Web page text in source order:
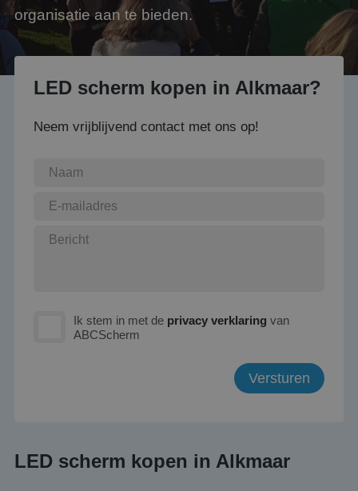
organisatie aan te bieden.
LED scherm kopen in Alkmaar?
Neem vrijblijvend contact met ons op!
Ik stem in met de privacy verklaring van
ABCScherm
LED scherm kopen in Alkmaar